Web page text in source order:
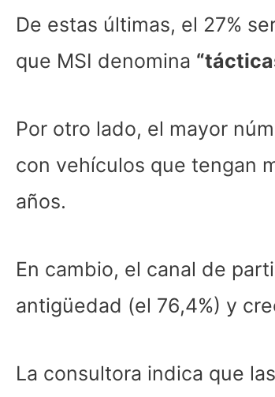
De estas últimas, el 27%
que MSI denomina
Por otro lado, el mayor
con vehículos que tengan
años.
En cambio, el canal de
antigüedad (el 76,4%) y
La consultora indica que